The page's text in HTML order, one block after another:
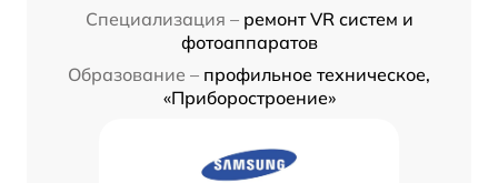
Специализация – ремонт VR систем и
фотоаппаратов
Образование – профильное техническое,
«Приборостроение»